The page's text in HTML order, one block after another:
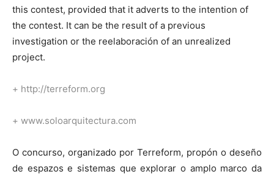
this contest, provided that it adverts to the intention of
the contest. It can be the result of a previous
investigation or the reelaboración of an unrealized
project.
+ http://terreform.org
+ www.soloarquitectura.com
O concurso, organizado por Terreform, propón o deseño
de espazos e sistemas que explorar o amplo marco da